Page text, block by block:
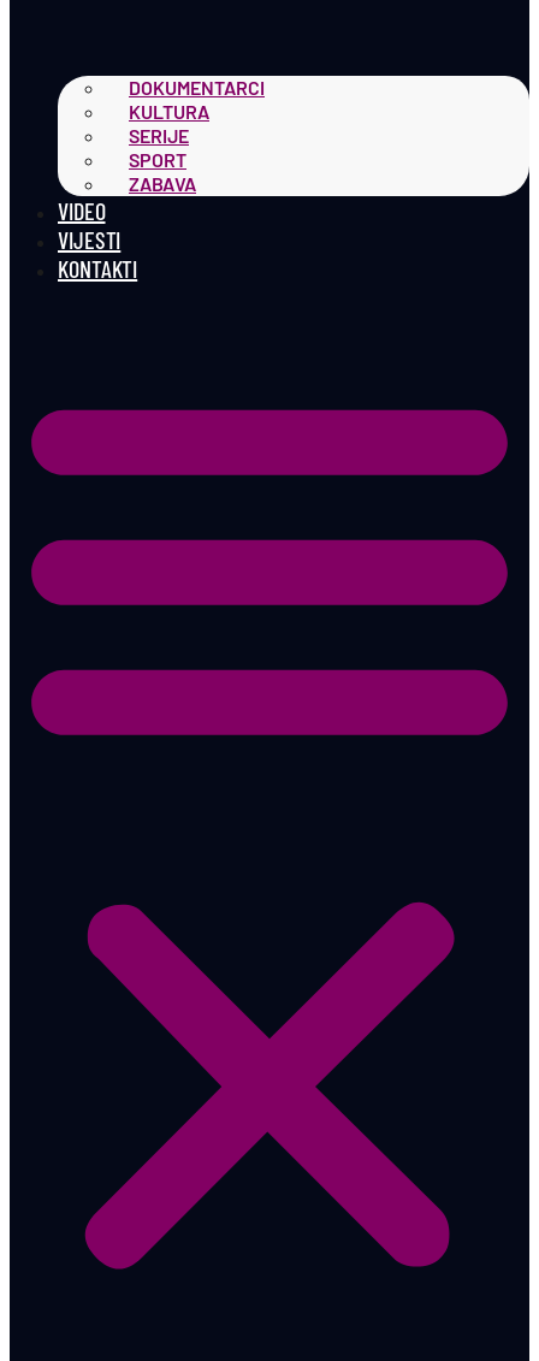
DOKUMENTARCI
KULTURA
SERIJE
SPORT
ZABAVA
VIDEO
VIJESTI
KONTAKTI